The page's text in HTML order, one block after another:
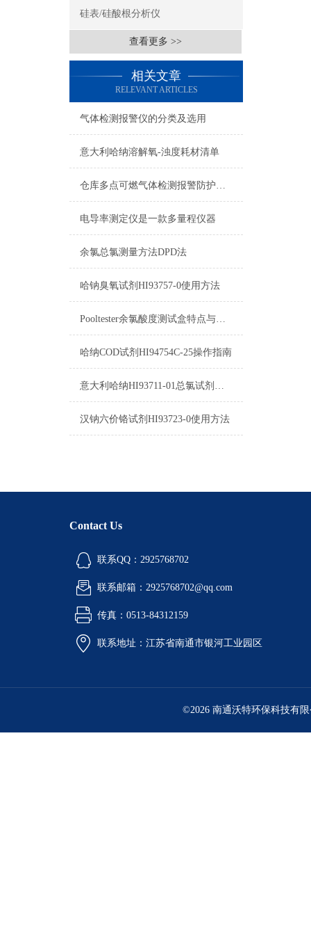
硅表/硅酸根分析仪
查看更多 >>
相关文章
RELEVANT ARTICLES
气体检测报警仪的分类及选用
意大利哈纳溶解氧-浊度耗材清单
仓库多点可燃气体检测报警防护解决方案
电导率测定仪是一款多量程仪器
余氯总氯测量方法DPD法
哈钠臭氧试剂HI93757-0使用方法
Pooltester余氯酸度测试盒特点与应用
哈纳COD试剂HI94754C-25操作指南
意大利哈纳HI93711-01总氯试剂操作说明
汉钠六价铬试剂HI93723-0使用方法
Contact Us
联系QQ：2925768702
联系邮箱：2925768702@qq.com
传真：0513-84312159
联系地址：江苏省南通市银河工业园区
©2026 南通沃特环保科技有